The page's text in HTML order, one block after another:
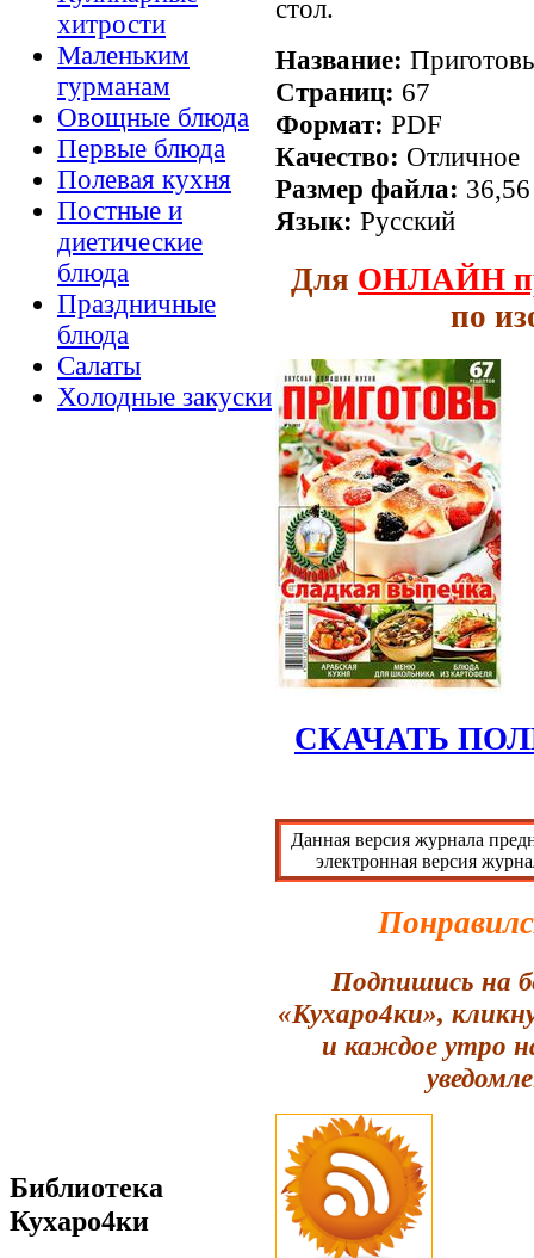
хитрости
Маленьким
гурманам
Овощные блюда
Первые блюда
Полевая кухня
Постные и
диетические
блюда
Праздничные
блюда
Салаты
Холодные закуски
Библиотека
Кухаро4ки
стол.
Название:
Страниц: 67
Формат: PDF
Качество: Отличное
Размер файла:
Язык: Русский
Для ОНЛАЙН
по
СКАЧАТЬ
Данная версия журнала
электронная версия
Подпишись на
«Кухаро4ки»,
и каждое утро